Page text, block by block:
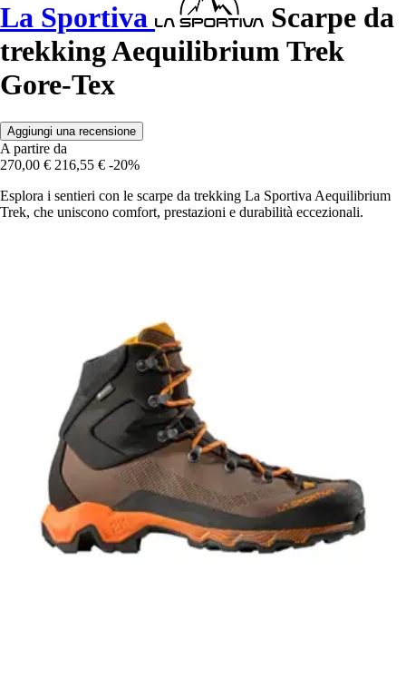
La Sportiva
Scarpe da
trekking Aequilibrium Trek
Gore-Tex
Aggiungi una recensione
A partire da
270,00 € 216,55 € -20%
Esplora i sentieri con le scarpe da trekking La Sportiva Aequilibrium
Trek, che uniscono comfort, prestazioni e durabilità eccezionali.